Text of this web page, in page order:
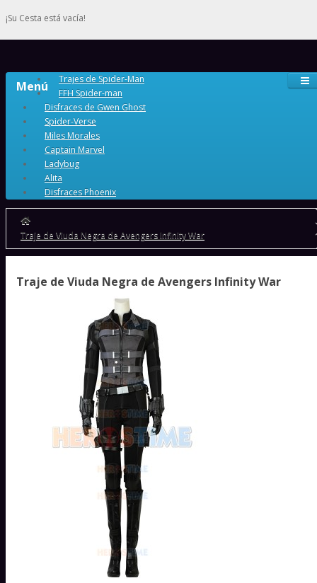
¡Su Cesta está vacía!
Menú
Trajes de Spider-Man
FFH Spider-man
Disfraces de Gwen Ghost
Spider-Verse
Miles Morales
Captain Marvel
Ladybug
Alita
Disfraces Phoenix
Traje de Viuda Negra de Avengers Infinity War
Traje de Viuda Negra de Avengers Infinity War